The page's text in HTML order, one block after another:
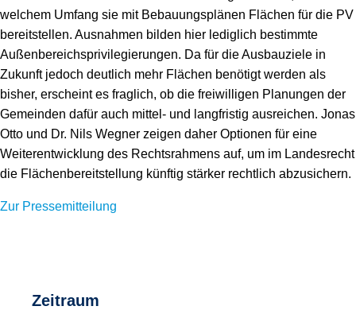
welchem Umfang sie mit Bebauungsplänen Flächen für die PV
bereitstellen. Ausnahmen bilden hier lediglich bestimmte
Außenbereichsprivilegierungen. Da für die Ausbauziele in
Zukunft jedoch deutlich mehr Flächen benötigt werden als
bisher, erscheint es fraglich, ob die freiwilligen Planungen der
Gemeinden dafür auch mittel- und langfristig ausreichen. Jonas
Otto und Dr. Nils Wegner zeigen daher Optionen für eine
Weiterentwicklung des Rechtsrahmens auf, um im Landesrecht
die Flächenbereitstellung künftig stärker rechtlich abzusichern.
Zur Pressemitteilung
Zeitraum